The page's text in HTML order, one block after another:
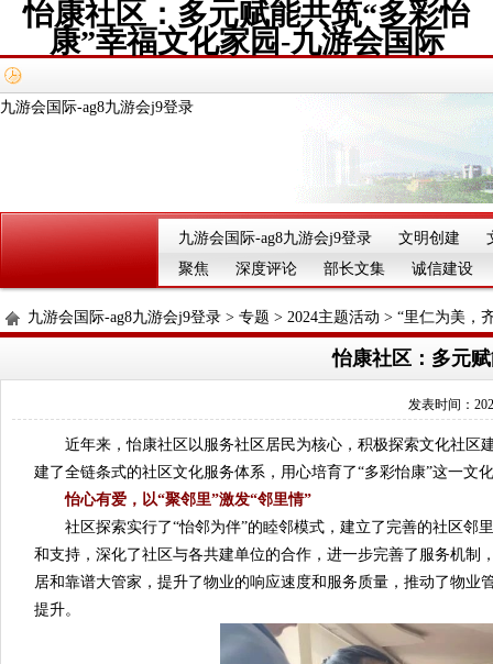
怡康社区：多元赋能共筑“多彩怡
康”幸福文化家园-九游会国际
九游会国际-ag8九游会j9登录
九游会国际-ag8九游会j9登录 文明创建
聚焦
深度评论 部长文集 诚信建设
九游会国际-ag8九游会j9登录 > 专题 > 2024主题活动 > “里仁为美，
怡康社区：多元
发表时间：
近年来，怡康社区以服务社区居民为核心，积极探索文化社区
建了全链条式的社区文化服务体系，用心培育了“多彩怡康”这一文
怡心有爱，以“聚邻里”激发“邻里情”
社区探索实行了“怡邻为伴”的睦邻模式，建立了完善的社区邻
和支持，深化了社区与各共建单位的合作，进一步完善了服务机
居和靠谱大管家，提升了物业的响应速度和服务质量，推动了物
提升。